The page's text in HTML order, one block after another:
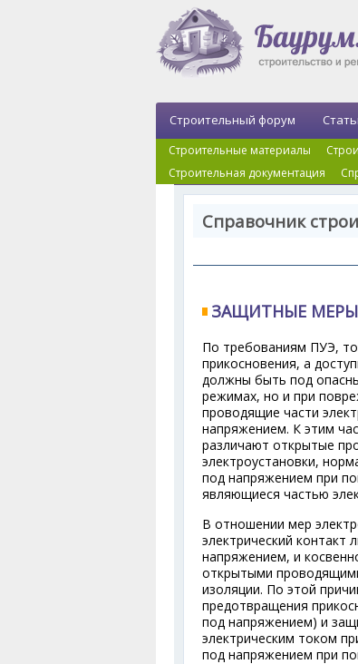
Строительный форум
Строительные материалы
Строительная документация
Справочник
ЗАЩИТНЫЕ МЕРЫ
По требованиям ПУЭ,
прикосновения, а
должны быть под
режимах, но и при
проводящие части
напряжением. К этим
различают открытые
электроустановки,
под напряжением при
являющиеся частью
В отношении мер
электрический
напряжением, и
открытыми
изоляции. По этой
предотвращения
под напряжением) и
электрическим током
под напряжением при